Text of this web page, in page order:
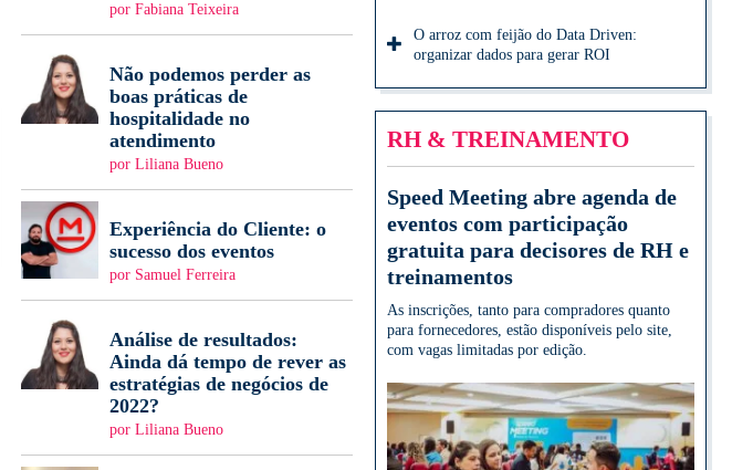
por Fabiana Teixeira
Não podemos perder as
boas práticas de
hospitalidade no
atendimento
por Liliana Bueno
Experiência do Cliente: o
sucesso dos eventos
por Samuel Ferreira
Análise de resultados:
Ainda dá tempo de rever as
estratégias de negócios de
2022?
por Liliana Bueno
O arroz com feijão do Data Driven:
organizar dados para gerar ROI
RH & TREINAMENTO
Speed Meeting abre agenda de
eventos com participação
gratuita para decisores de RH e
treinamentos
As inscrições, tanto para compradores quanto
para fornecedores, estão disponíveis pelo site,
com vagas limitadas por edição.